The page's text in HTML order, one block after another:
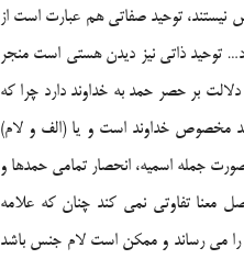
نيستند، توحيد صفاتي هم عبارت است از
توحيد ذاتي نيز ديدن هستي است منجر
از خداست و جلوه اي از جلوه هاي خداست.[3] آيه «الحمد» دلالت بر حصر حمد به خداوند دارد چرا كه
مخصوص خداوند است و يا (الف و لام)
جمله اسميه، انحصار تمامي حمدها و
معنا تفاوتي نمي كند چنان كه علامه
را مي رساند و ممكن است لام جنس باشد